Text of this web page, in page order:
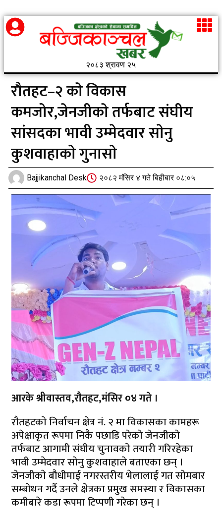
२०८३ श्रावण २५
राैतहट–२ काे विकास
कमजोर,जेनजीकाे तर्फबाट संघीय
सांसदका भावी उम्मेदवार साेनु
कुशवाहाकाे गुनासाे
Bajjikanchal Desk २०८२ मंसिर ४ गते बिहीबार ०८:०५
आरके श्रीवास्तव,राैतहट,मंसिर ०४ गते ।
राैतहटकाे निर्वाचन क्षेत्र नं. २ मा विकासका कामहरू
अपेक्षाकृत रूपमा निकै पछाडि परेकाे जेनजीकाे
तर्फबाट आगामी संघीय चुनावकाे तयारी गरिरहेका
भावी उम्मेदवार साेनु कुशवाहाले बताएका छन् ।
जेनजीकाे बौधीमाई नगरस्तरीय भेलालाई गत साेमबार
सम्बाेधन गर्दै उनले क्षेत्रका प्रमुख समस्या र विकासका
कमीबारे कडा रूपमा टिप्पणी गरेका छन् ।